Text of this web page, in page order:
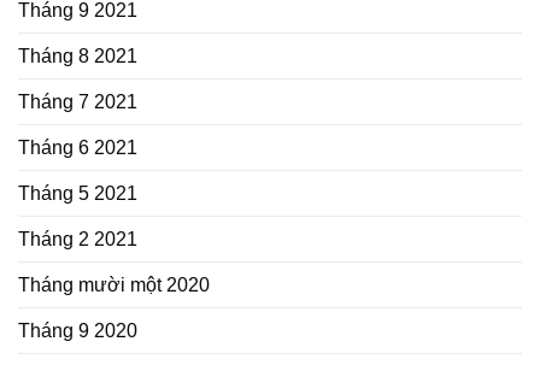
Tháng 9 2021
Tháng 8 2021
Tháng 7 2021
Tháng 6 2021
Tháng 5 2021
Tháng 2 2021
Tháng mười một 2020
Tháng 9 2020